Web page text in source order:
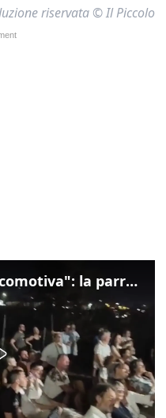
riservata © Il Piccolo
Marghera canta "La Locomotiva": la parrocchia della Cita ricorda Guccini